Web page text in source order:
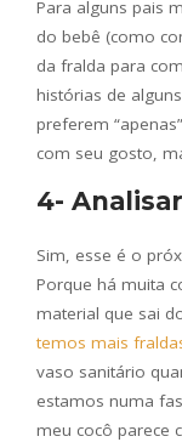
Para alguns pais
do bebê (como
da fralda para
histórias de
preferem
com seu gosto,
4-
Sim, esse é o
Porque há muita
material que sai
temos mais
vaso sanitário
estamos numa
meu cocô parece